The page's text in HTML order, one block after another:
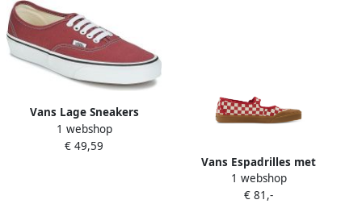
Vans Lage Sneakers
Authentic
1 webshop
€ 49,59
Vans Espadrilles met
geruite print en gesp Rood
1 webshop
€ 81,-